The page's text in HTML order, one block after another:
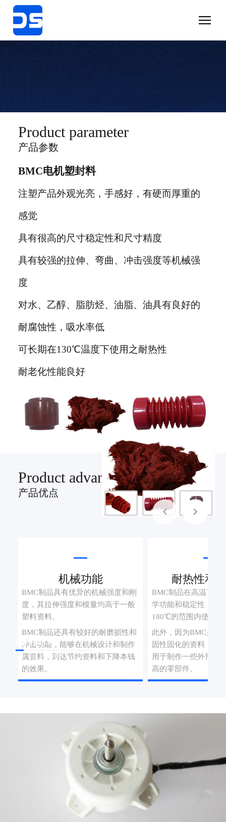
绝缘子BMC料
绝缘子BMC料，强度高，绝缘性能高，阻燃性能优等
Product parameter
产品参数
BMC电机塑封料
注塑产品外观光亮，手感好，有硬而厚重的
感觉
具有很高的尺寸稳定性和尺寸精度
具有较强的拉伸、弯曲、冲击强度等机械强
度
对水、乙醇、脂肪烃、油脂、油具有良好的
耐腐蚀性，吸水率低
可长期在130℃温度下使用之耐热性
耐老化性能良好
Product advantage
产品优点
机械功能
BMC制品具有优异的机械强度和刚
度，其拉伸强度和模量均高于一般
塑料资料。
BMC制品还具有较好的耐磨损性和
冲击功能，能够在机械设计和制作
属资料，到达节约资料和下降本钱
的效果。
耐热性和
BMC制品在高温下仍
学功能和稳定性，能
180℃的范围内使用。
此外，因为BMC是一
固性固化的资料，因
用于制作一些外形杂
高的零部件。